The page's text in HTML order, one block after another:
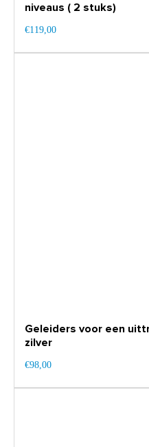
niveaus ( 2 stuks)
€119,00
Geleiders voor een
zilver
€98,00